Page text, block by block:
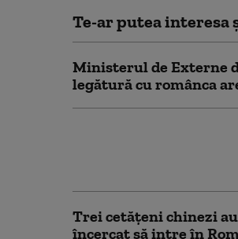
Te-ar putea interesa
Ministerul de Externe
legătură cu românca
Trei cetăţeni chinezi au
încercat să intre în